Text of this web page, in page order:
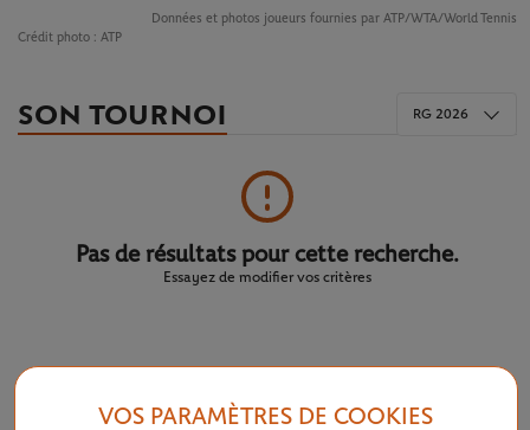
Données et photos joueurs fournies par ATP/WTA/World Tennis
Crédit photo : ATP
SON TOURNOI RG 2026
Pas de résultats pour cette recherche.
Essayez de modifier vos critères
LE FIL D'ACTUS
VOS PARAMÈTRES DE COOKIES